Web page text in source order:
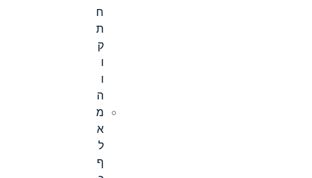
ח
ת
ק
ו
ו
ה
מ
א
ל
ף